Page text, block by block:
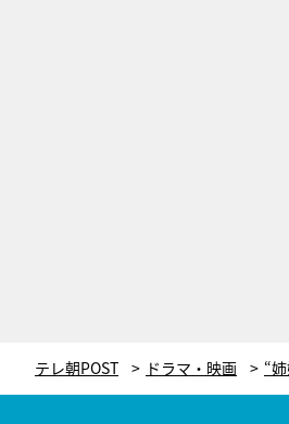
テレ朝POST ドラマ・映画